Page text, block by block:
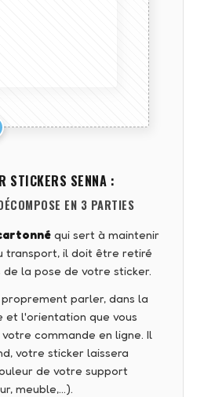
STICKERS SENNA :
EN 3 PARTIES
qui sert à maintenir
transport, il doit être retiré
la pose de votre sticker.
parler, dans la
et l'orientation que vous
commande en ligne. Il
votre sticker laissera
de votre support
meuble,…).